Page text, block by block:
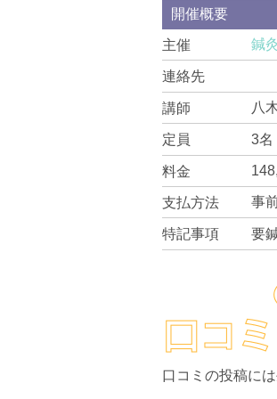
開催概要
主催 鍼
連絡先
講師 八
定員 3名
料金
支払方法 事
特記事項 要
口コミの投稿に